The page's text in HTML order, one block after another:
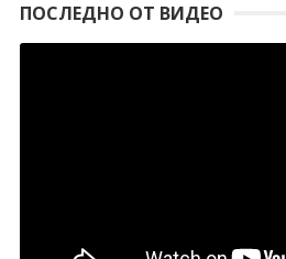
ПОСЛЕДНО ОТ ВИДЕО